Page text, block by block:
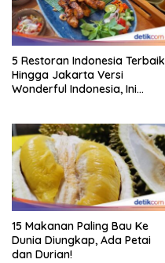
5 Restoran Indonesia Terbaik
Hingga Jakarta Versi
Wonderful Indonesia, Ini
15 Makanan Paling Bau Ke
Dunia Diungkap, Ada Petai
dan Durian!